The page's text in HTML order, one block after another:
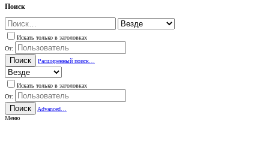
Поиск
Искать только в заголовках
От:
Поиск Расширенный поиск…
Искать только в заголовках
От:
Поиск
Advanced…
Меню